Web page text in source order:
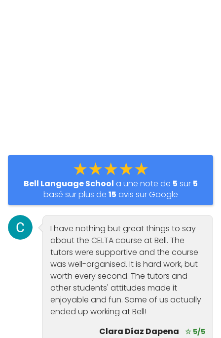
★★★★★
Bell Language School a une note de 5 sur 5
basé sur plus de 15 avis sur Google
I have nothing but great things to say
about the CELTA course at Bell. The
tutors were supportive and the course
was well-organised. It is hard work, but
worth every second. The tutors and
other students' attitudes made it
enjoyable and fun. Some of us actually
ended up working at Bell!
Clara Díaz Dapena
☆ 5/5